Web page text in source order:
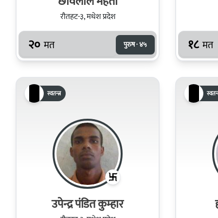
रौतहट-३, मधेश प्रदेश
२० मत पुरुष · ४५ १८ मत
स्वतन्त्र
उपेन्द्र पंडित कुम्हार